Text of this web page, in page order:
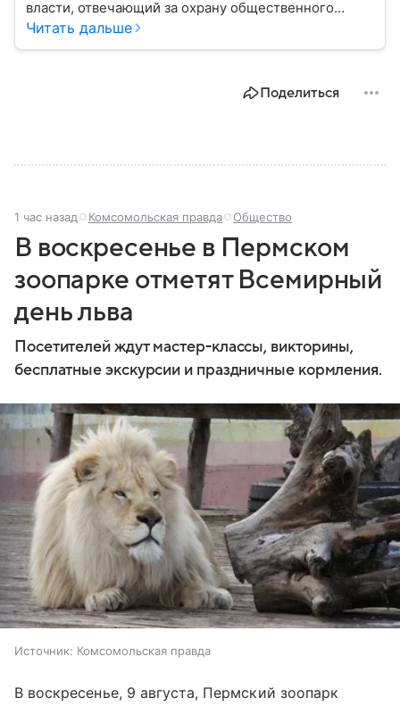
власти, отвечающий за охрану общественного
порядка, борьбу с преступностью, обеспечение
России, какие задачи выполняет министерство, как
Читать дальше
Поделиться
1 час назад Комсомольская правда Общество
В воскресенье в Пермском
зоопарке отметят Всемирный
день льва
Посетителей ждут мастер-классы, викторины,
бесплатные экскурсии и праздничные кормления.
Источник: Комсомольская правда
В воскресенье, 9 августа, Пермский зоопарк